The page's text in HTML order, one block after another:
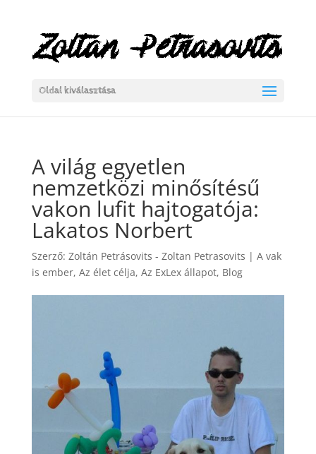
Oldal kiválasztása
A világ egyetlen
nemzetközi minősítésű
vakon lufit hajtogatója:
Lakatos Norbert
Szerző: Zoltán Petrásovits - Zoltan Petrasovits | A vak
is ember, Az élet célja, Az ExLex állapot, Blog